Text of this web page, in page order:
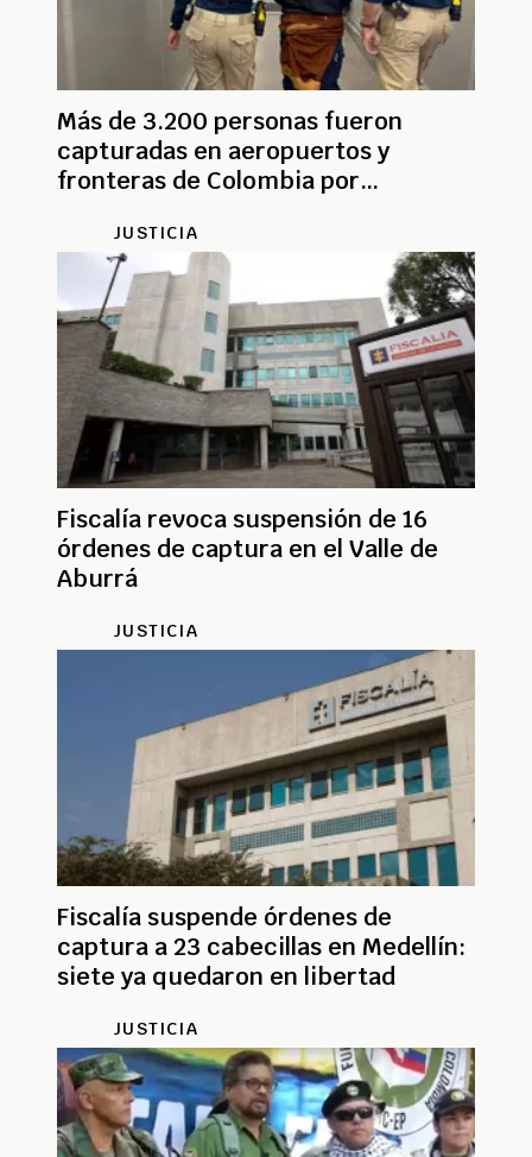
Más de 3.200 personas fueron
capturadas en aeropuertos y
fronteras de Colombia por
JUSTICIA
Fiscalía revoca suspensión de 16
órdenes de captura en el Valle de
Aburrá
JUSTICIA
Fiscalía suspende órdenes de
captura a 23 cabecillas en Medellín:
siete ya quedaron en libertad
JUSTICIA